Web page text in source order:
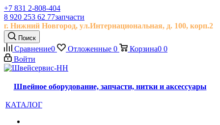
+7 831 2-808-404
8 920 253 62 77запчасти
г. Нижний Новгород, ул.Интернациональная, д. 100, корп.2
Поиск
Сравнение0 Отложенные 0 Корзина0 0
Войти
Швейное оборудование, запчасти, нитки и аксессуары
КАТАЛОГ